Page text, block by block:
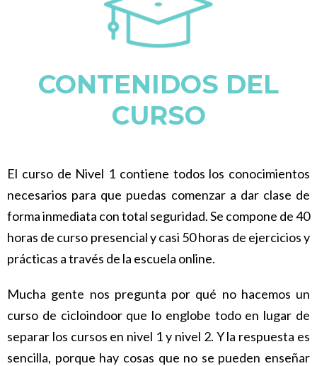
CONTENIDOS DEL
CURSO
El curso de Nivel 1 contiene todos los conocimientos
necesarios para que puedas comenzar a dar clase de
forma inmediata con total seguridad. Se compone de 40
horas de curso presencial y casi 50 horas de ejercicios y
prácticas a través de la escuela online.
Mucha gente nos pregunta por qué no hacemos un
curso de cicloindoor que lo englobe todo en lugar de
separar los cursos en nivel 1 y nivel 2. Y la respuesta es
sencilla, porque hay cosas que no se pueden enseñar